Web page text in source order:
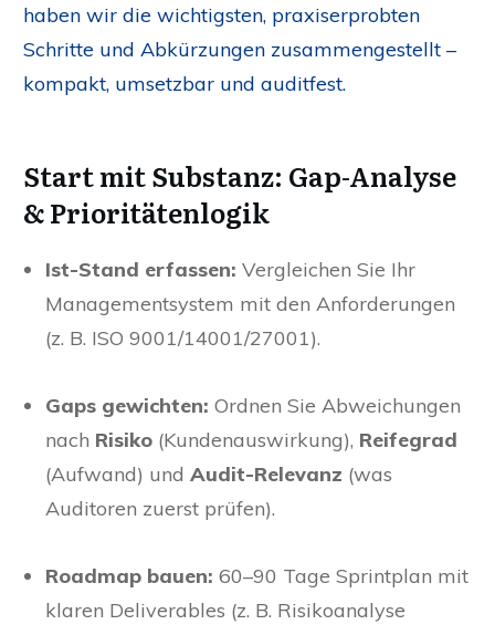
haben wir die wichtigsten, praxiserprobten
Schritte und Abkürzungen zusammengestellt –
kompakt, umsetzbar und auditfest.
Start mit Substanz: Gap-Analyse
& Prioritätenlogik
Ist-Stand erfassen: Vergleichen Sie Ihr
Managementsystem mit den Anforderungen
(z. B. ISO 9001/14001/27001).
Gaps gewichten: Ordnen Sie Abweichungen
nach Risiko (Kundenauswirkung), Reifegrad
(Aufwand) und Audit-Relevanz (was
Auditoren zuerst prüfen).
Roadmap bauen: 60–90 Tage Sprintplan mit
klaren Deliverables (z. B. Risikoanalyse